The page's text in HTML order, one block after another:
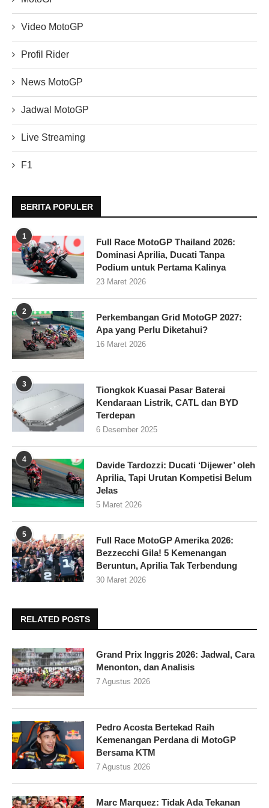
Video MotoGP
Profil Rider
News MotoGP
Jadwal MotoGP
Live Streaming
F1
BERITA POPULER
1
Full Race MotoGP Thailand 2026:
Dominasi Aprilia, Ducati Tanpa
Podium untuk Pertama Kalinya
23 Maret 2026
2
Perkembangan Grid MotoGP 2027:
Apa yang Perlu Diketahui?
16 Maret 2026
3
Tiongkok Kuasai Pasar Baterai
Kendaraan Listrik, CATL dan BYD
Terdepan
6 Desember 2025
4
Davide Tardozzi: Ducati ‘Dijewer’ oleh
Aprilia, Tapi Urutan Kompetisi Belum
Jelas
5 Maret 2026
5
Full Race MotoGP Amerika 2026:
Bezzecchi Gila! 5 Kemenangan
Beruntun, Aprilia Tak Terbendung
30 Maret 2026
RELATED POSTS
Grand Prix Inggris 2026: Jadwal, Cara
Menonton, dan Analisis
7 Agustus 2026
Pedro Acosta Bertekad Raih
Kemenangan Perdana di MotoGP
Bersama KTM
7 Agustus 2026
Marc Marquez: Tidak Ada Tekanan